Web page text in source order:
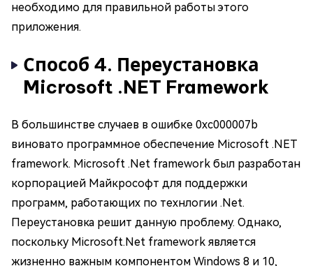
необходимо для правильной работы этого
приложения.
Способ 4. Переустановка
Microsoft .NET Framework
В большинстве случаев в ошибке 0xc000007b
виновато программное обеспечение Microsoft .NET
framework. Microsoft .Net framework был разработан
корпорацией Майкрософт для поддержки
программ, работающих по технлогии .Net.
Переустановка решит данную проблему. Однако,
поскольку Microsoft.Net framework является
жизненно важным компонентом Windows 8 и 10,